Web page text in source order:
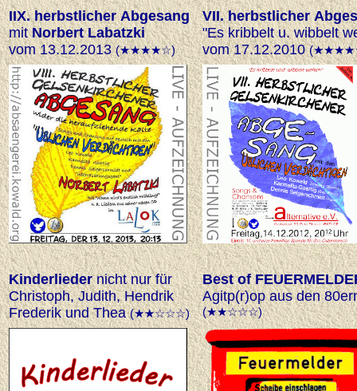
IIX. herbstlicher Abgesang
mitNorbert Labatzki
vom 13.12.2013(★★★★☆)
VII. herbstlicher
"Es kribbelt u. wibbelt
vom 17.12.2010
Kinderliedernicht nur für
Christoph, Judith, Hendrik
Frederik und Thea(★★☆☆☆)
Best of
Agitp(r)op aus den
(★★☆☆☆)